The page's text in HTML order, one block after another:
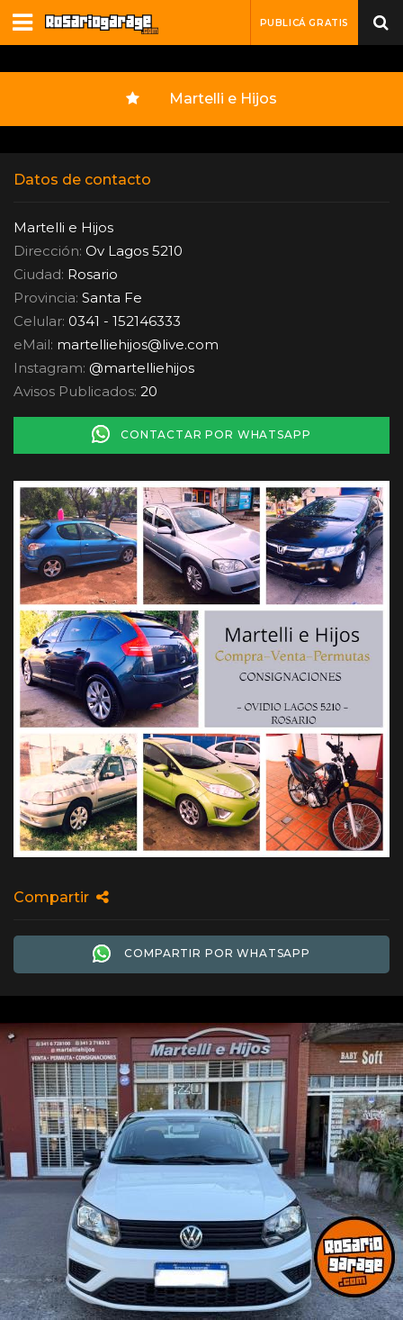
PUBLICÁ GRATIS
Martelli e Hijos
Datos de contacto
Martelli e Hijos
Dirección: Ov Lagos 5210
Ciudad: Rosario
Provincia: Santa Fe
Celular: 0341 - 152146333
eMail: martelliehijos@live.com
Instagram: @martelliehijos
Avisos Publicados: 20
CONTACTAR POR WHATSAPP
Compartir
COMPARTIR POR WHATSAPP